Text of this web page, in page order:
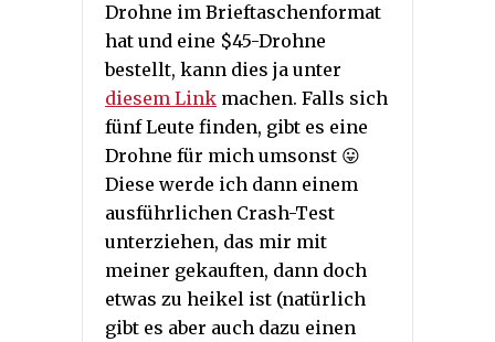
Drohne im Brieftaschenformat
hat und eine $45-Drohne
bestellt, kann dies ja unter
diesem Link machen. Falls sich
fünf Leute finden, gibt es eine
Drohne für mich umsonst 😛
Diese werde ich dann einem
ausführlichen Crash-Test
unterziehen, das mir mit
meiner gekauften, dann doch
etwas zu heikel ist (natürlich
gibt es aber auch dazu einen